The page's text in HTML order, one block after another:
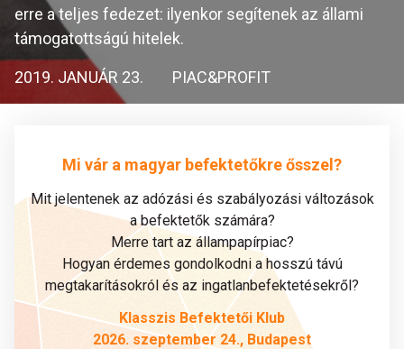
erre a teljes fedezet: ilyenkor segítenek az állami
támogatottságú hitelek.
2019. JANUÁR 23. PIAC&PROFIT
Mi vár a magyar befektetőkre ősszel?
Mit jelentenek az adózási és szabályozási változások
a befektetők számára?
Merre tart az állampapírpiac?
Hogyan érdemes gondolkodni a hosszú távú
megtakarításokról és az ingatlanbefektetésekről?
Klasszis Befektetői Klub
2026. szeptember 24., Budapest